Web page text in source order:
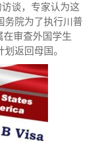
谈，专家认为这
务院为了执行川普
在审查外国学生
返回母国。